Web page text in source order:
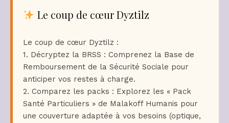
Le coup de cœur Dyztilz
Le coup de cœur Dyztilz :
1. Décryptez la BRSS : Comprenez la Base de
Remboursement de la Sécurité Sociale pour
anticiper vos restes à charge.
2. Comparez les packs : Explorez les « Pack
Santé Particuliers » de Malakoff Humanis pour
une couverture adaptée à vos besoins (optique,